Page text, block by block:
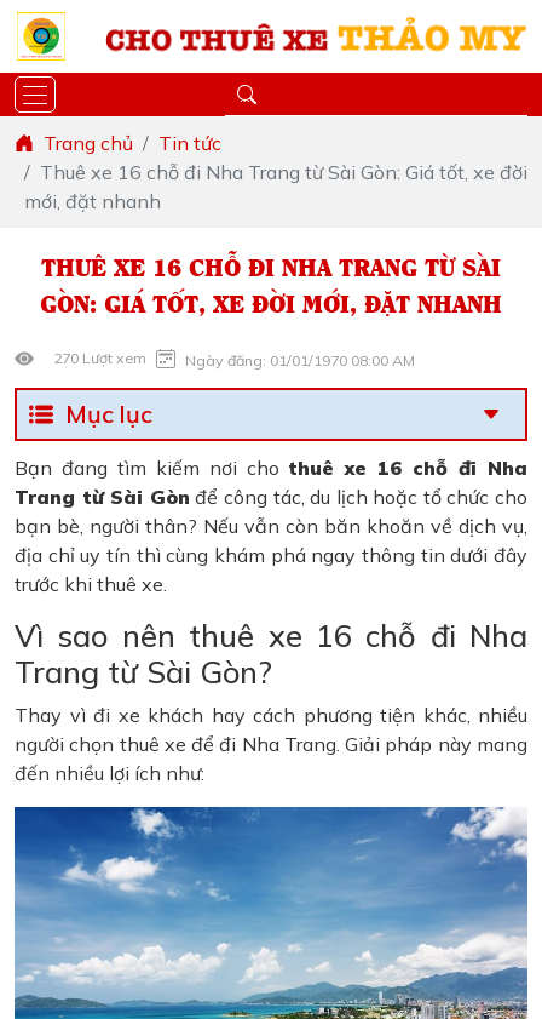
Trang chủ
Tin tức
Thuê xe 16 chỗ đi Nha Trang từ Sài Gòn: Giá tốt, xe đời
mới, đặt nhanh
THUÊ XE 16 CHỖ ĐI NHA TRANG TỪ SÀI
GÒN: GIÁ TỐT, XE ĐỜI MỚI, ĐẶT NHANH
270 Lượt xem Ngày đăng: 01/01/1970 08:00 AM
Mục lục
Bạn đang tìm kiếm nơi cho thuê xe 16 chỗ đi Nha
Trang từ Sài Gòn để công tác, du lịch hoặc tổ chức cho
bạn bè, người thân? Nếu vẫn còn băn khoăn về dịch vụ,
địa chỉ uy tín thì cùng khám phá ngay thông tin dưới đây
trước khi thuê xe.
Vì sao nên thuê xe 16 chỗ đi Nha
Trang từ Sài Gòn?
Thay vì đi xe khách hay cách phương tiện khác, nhiều
người chọn thuê xe để đi Nha Trang. Giải pháp này mang
đến nhiều lợi ích như: